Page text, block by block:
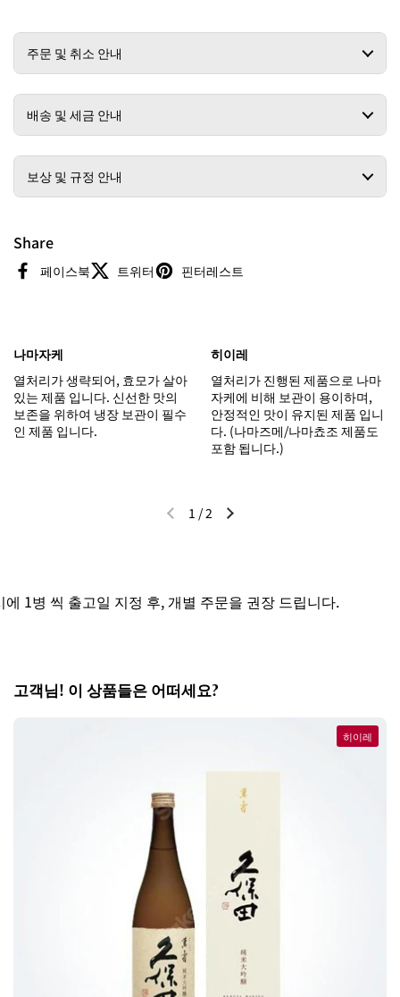
주문 및 취소 안내
배송 및 세금 안내
보상 및 규정 안내
Share
페이스북 트위터 핀터레스트
나마자케
열처리가 생략되어, 효모가 살아
있는 제품 입니다. 신선한 맛의
보존을 위하여 냉장 보관이 필수
인 제품 입니다.
히이레
열처리가 진행된 제품으로 나마
자케에 비해 보관이 용이하며,
안정적인 맛이 유지된 제품 입니
다. (나마즈메/나마쵸조 제품도
포함 됩니다.)
이전 슬라이드다음 슬라이드
1 /2
병 씩 출고일 지정 후, 개별 주문을 권장 드립니다.
고객님! 이 상품들은 어떠세요?
히이레